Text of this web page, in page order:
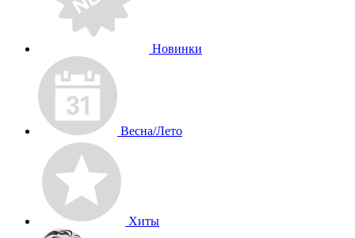
Новинки
Весна/Лето
Хиты